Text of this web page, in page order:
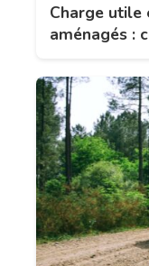
Charge utile
aménagés :